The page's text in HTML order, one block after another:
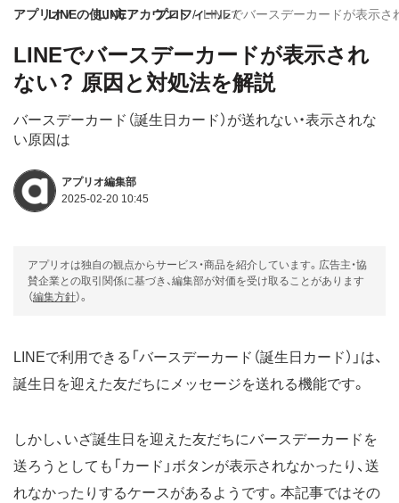
アプリオLINEの使い方LINEアカウントプロフィールLINEでバースデーカードが表示
LINEでバースデーカードが表示され
ない？ 原因と対処法を解説
バースデーカード（誕生日カード）が送れない・表示されな
い原因は
アプリオ編集部
2025-02-20 10:45
アプリオは独自の観点からサービス・商品を紹介しています。広告主・協
賛企業との取引関係に基づき、編集部が対価を受け取ることがあります
（編集方針）。
LINEで利用できる「バースデーカード（誕生日カード）」は、
誕生日を迎えた友だちにメッセージを送れる機能です。
しかし、いざ誕生日を迎えた友だちにバースデーカードを
送ろうとしても「カード」ボタンが表示されなかったり、送
れなかったりするケースがあるようです。本記事ではその